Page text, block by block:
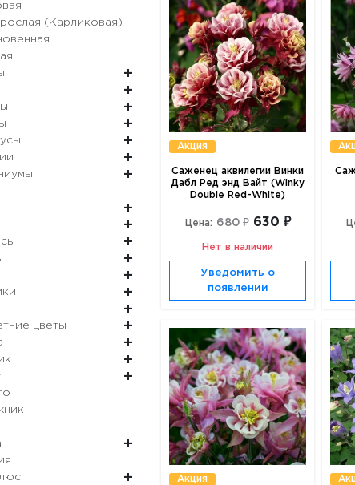
(Карликовая)
цветы
Акция
Саженец аквилегии Винки
Дабл Ред энд Вайт (Winky
Double Red-White)
Цена: 680 ₽ 630 ₽
Нет в наличии
Уведомить о
появлении
Акция